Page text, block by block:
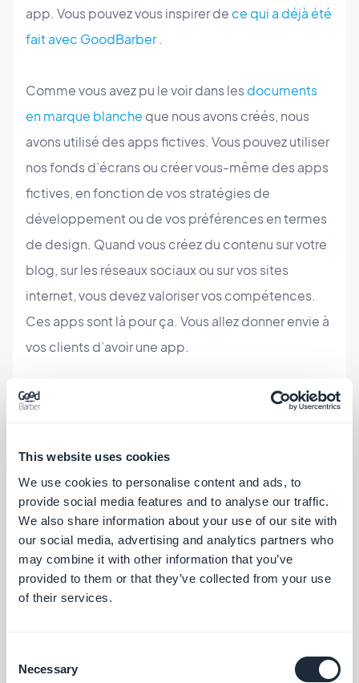
This website uses cookies
We use cookies to personalise content and ads, to
provide social media features and to analyse our traffic.
We also share information about your use of our site with
our social media, advertising and analytics partners who
may combine it with other information that you’ve
provided to them or that they’ve collected from your use
of their services.
Selection
Necessary
app. Vous pouvez vous inspirer de ce qui a déjà été
fait avec GoodBarber.
Comme vous avez pu le voir dans lesdocuments
en marque blanche que nous avons créés, nous
avons utilisé des apps fictives. Vous pouvez utiliser
nos fonds d’écrans ou créer vous-même des apps
fictives, en fonction de vos stratégies de
développement ou de vos préférences en termes
de design. Quand vous créez du contenu sur votre
blog, sur les réseaux sociaux ou sur vos sites
internet, vous devez valoriser vos compétences.
Ces apps sont là pour ça. Vous allez donner envie à
vos clients d’avoir une app.
tous les domaines. Les apps de démos sont là